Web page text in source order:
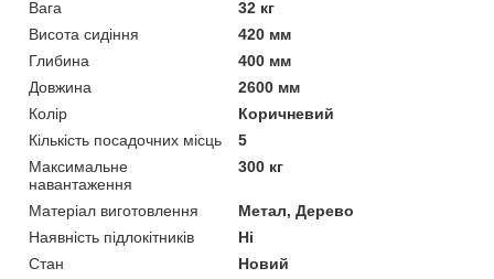
Вага
32 кг
Висота сидіння
420 мм
Глибина
400 мм
Довжина
2600 мм
Колір
Коричневий
Кількість посадочних місць
5
Максимальне
навантаження
300 кг
Матеріал виготовлення
Метал, Дерево
Наявність підлокітників
Ні
Стан
Новий